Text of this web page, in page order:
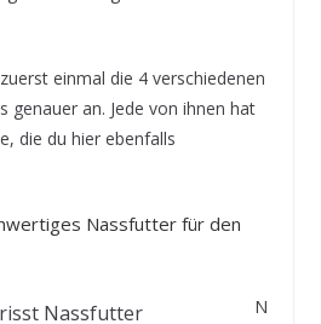
einmal die 4 verschiedenen
genauer an. Jede von ihnen hat
die du hier ebenfalls
Nassfutter für den
N